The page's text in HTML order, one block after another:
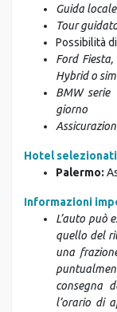
Guida
Tour
Possibilità
Ford
Hybrid o
BMW serie
giorno
Hotel selezionati
Palermo:
Informazioni
L’auto può
quello del
una
consegna
l’orario di